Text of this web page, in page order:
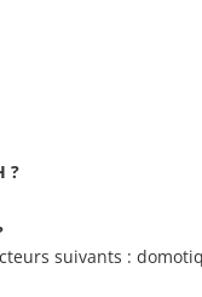
?
suivants :